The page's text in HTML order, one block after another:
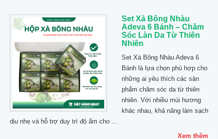
Set Xà Bông Nhàu
Adeva 6 Bánh – Chăm
Sóc Làn Da Từ Thiên
Nhiên
Set Xà Bông Nhàu Adeva 6
Bánh là lựa chọn phù hợp cho
những ai yêu thích các sản
phẩm chăm sóc da từ thiên
nhiên. Với nhiều mùi hương
khác nhau, khả năng làm sạch
dịu nhẹ và hỗ trợ duy trì độ ẩm cho ...
Xem thêm